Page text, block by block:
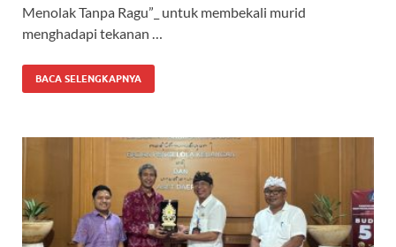
Menolak Tanpa Ragu”_ untuk membekali murid
menghadapi tekanan …
BACA SELENGKAPNYA